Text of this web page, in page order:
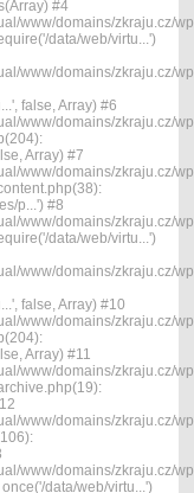
#4
www/domains/zkraju.cz/
data/web/virtu...')
www/domains/zkraju.cz/
false, Array) #6
www/domains/zkraju.cz/
Array) #7
www/domains/zkraju.cz/
p...') #8
www/domains/zkraju.cz/
data/web/virtu...')
www/domains/zkraju.cz/
false, Array) #10
www/domains/zkraju.cz/
Array) #11
www/domains/zkraju.cz/
www/domains/zkraju.cz/
www/domains/zkraju.cz/
data/web/virtu...')